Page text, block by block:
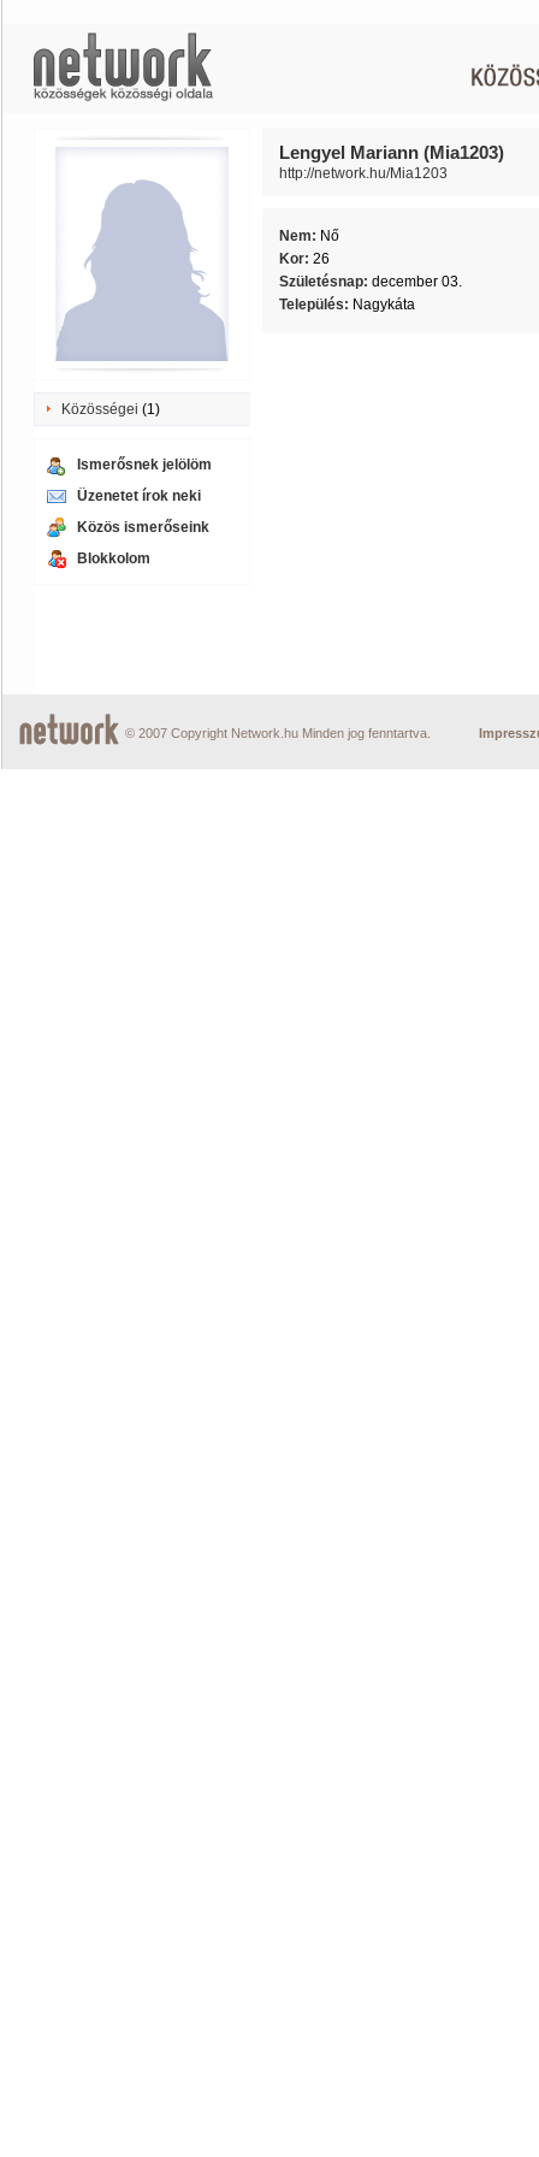
Közösségei (1)
Ismerősnek jelölöm
Üzenetet írok neki
Közös ismerőseink
Blokkolom
Lengyel Mariann (Mia1203)
http://network.hu/Mia1203
Nem: Nő
Kor: 26
Születésnap: december 03.
Település: Nagykáta
© 2007 Copyright Network.hu Minden jog fenntartva.